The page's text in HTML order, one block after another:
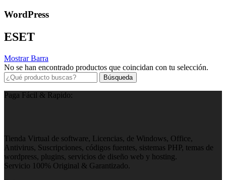
WordPress
ESET
Mostrar Barra
No se han encontrado productos que coincidan con tu selección.
Búsqueda
Paga Fácil & Rapido:
Tienda Virtual de software, Licencias, de Windows, Office,
Antivirus, Suscripciones, códigos fuentes, sistemas PHP, temas de
wordpress, plugins, servicios de diseño web y hosting.
Servicio 100% Original & Garantizado.